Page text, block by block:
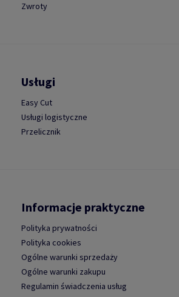
Zwroty
Usługi
Easy Cut
Usługi logistyczne
Przelicznik
Informacje praktyczne
Polityka prywatności
Polityka cookies
Ogólne warunki sprzedaży
Ogólne warunki zakupu
Regulamin świadczenia usług